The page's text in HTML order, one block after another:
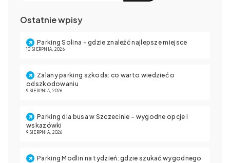
Ostatnie wpisy
Parking Solina – gdzie znaleźć najlepsze miejsce
10 SIERPNIA, 2026
Zalany parking szkoda: co warto wiedzieć o
odszkodowaniu
9 SIERPNIA, 2026
Parking dla busa w Szczecinie – wygodne opcje i
wskazówki
9 SIERPNIA, 2026
Parking Modlin na tydzień: gdzie szukać wygodnego